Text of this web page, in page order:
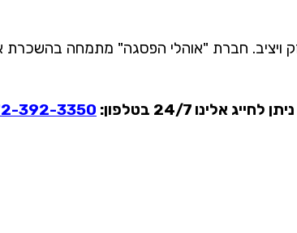
ויציב. חברת "אוהלי הפסגה" מתמחה בהשכרת
24/7 בטלפון: 392-3350